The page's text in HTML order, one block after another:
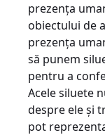
prezenţa
obiectului de
prezenţa
să punem
pentru a
Acele siluete
despre ele şi
pot